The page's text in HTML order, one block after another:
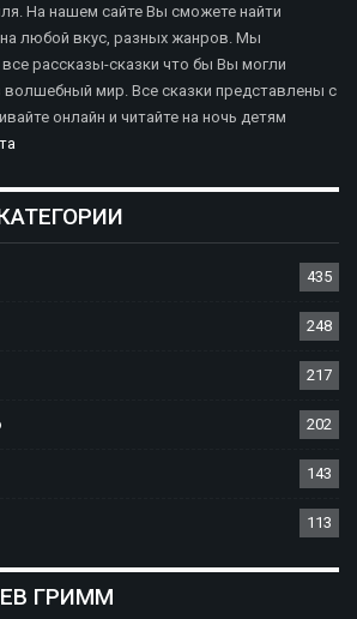
На нашем сайте Вы сможете найти
на любой вкус, разных жанров. Мы
рассказы-сказки что бы Вы могли
волшебный мир. Все сказки представлены с
онлайн и читайте на ночь детям
435
248
217
202
143
113
ГРИММ